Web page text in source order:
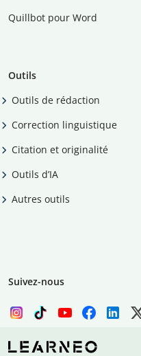
Quillbot pour Word
Outils
Outils de rédaction
Correction linguistique
Citation et originalité
Outils d’IA
Autres outils
Suivez-nous